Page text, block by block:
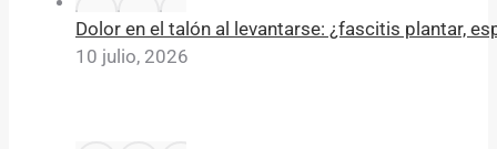
Dolor en el talón al levantarse: ¿fascitis plantar,
10 julio, 2026